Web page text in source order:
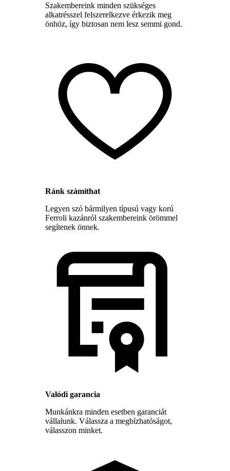
Szakembereink minden szükséges
alkatrésszel felszerelkezve érkezik meg
önhöz, így biztosan nem lesz semmi gond.
Ránk számíthat
Legyen szó bármilyen típusú vagy korú
Ferroli kazánról szakembereink örömmel
segítenek önnek.
Valódi garancia
Munkánkra minden esetben garanciát
vállalunk. Válassza a megbízhatóságot,
válasszon minket.